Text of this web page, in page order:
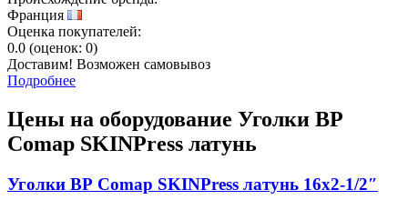
Франция
Оценка покупателей:
0.0 (оценок: 0)
Доставим! Возможен самовывоз
Подробнее
Цены на оборудование Уголки ВР
Comap SKINPress латунь
Уголки ВР Comap SKINPress латунь 16x2-1/2″